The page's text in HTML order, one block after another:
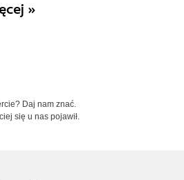
»
Daj nam znać.
się u nas pojawił.